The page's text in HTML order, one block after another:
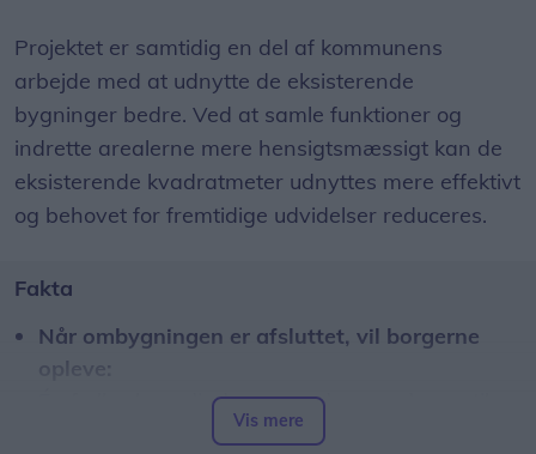
Projektet er samtidig en del af kommunens
arbejde med at udnytte de eksisterende
bygninger bedre. Ved at samle funktioner og
indrette arealerne mere hensigtsmæssigt kan de
eksisterende kvadratmeter udnyttes mere effektivt
og behovet for fremtidige udvidelser reduceres.
Fakta
Når ombygningen er afsluttet, vil borgerne
opleve:
Én fælles hovedindgang med nem adgang til
Vis mere